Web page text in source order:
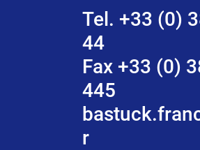
Tel. +33 (0)
44
Fax +33 (0)
445
r